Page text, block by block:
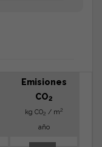
Emisiones
CO2
kg CO2 / m2
año